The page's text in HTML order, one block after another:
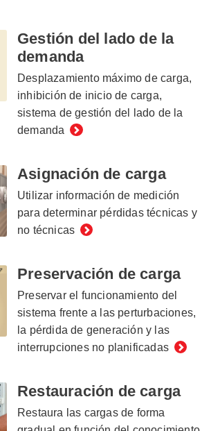
Gestión del lado de la
demanda
Desplazamiento máximo de carga,
inhibición de inicio de carga,
sistema de gestión del lado de la
demanda
Asignación de carga
Utilizar información de medición
para determinar pérdidas técnicas y
no técnicas
Preservación de carga
Preservar el funcionamiento del
sistema frente a las perturbaciones,
la pérdida de generación y las
interrupciones no planificadas
Restauración de carga
Restaura las cargas de forma